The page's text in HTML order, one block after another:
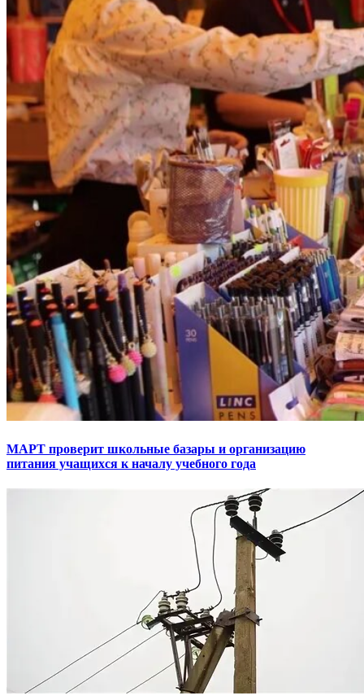
МАРТ проверит школьные базары и организацию
питания учащихся к началу учебного года